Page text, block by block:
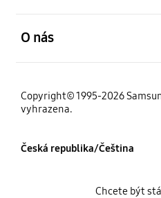
O nás
Copyright© 1995-2026
vyhrazena.
Česká republika/Čeština
Chcete být